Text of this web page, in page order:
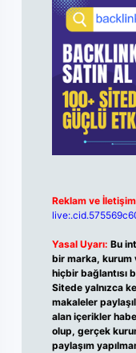
Reklam ve
Yasal Uyarı: Bu
bir marka, kurum
hiçbir bağlantısı
Sitede yalnızca
makaleler
alan içerikler
olup, gerçek
paylaşım